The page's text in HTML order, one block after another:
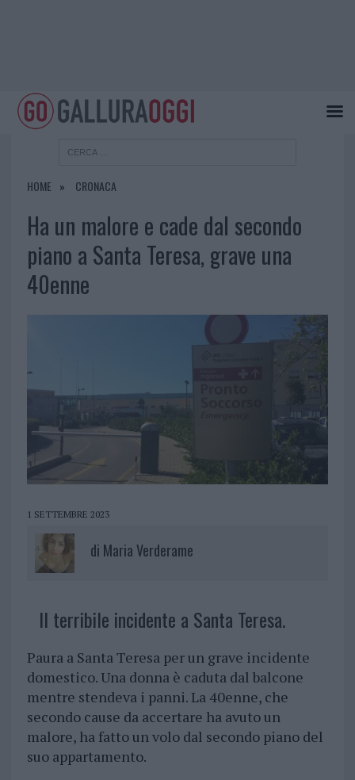
HOME CRONACA
Ha un malore e cade dal secondo
piano a Santa Teresa, grave una
40enne
1 SETTEMBRE 2023
di Maria Verderame
Il terribile incidente a Santa Teresa.
Paura a Santa Teresa per un grave incidente
domestico. Una donna è caduta dal balcone
mentre stendeva i panni. La 40enne, che
secondo cause da accertare ha avuto un
malore, ha fatto un volo dal secondo piano del
suo appartamento.